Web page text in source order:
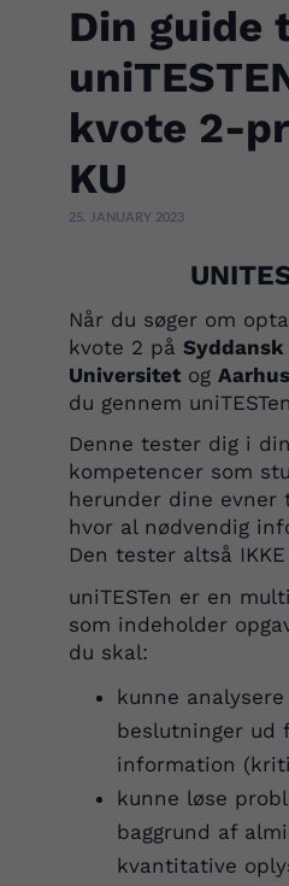
Din guide
kvote 2-
KU
25. JANUARY 2023
Når du søger om
kvote 2 på Syddansk
Universitetog
du gennem
Denne tester dig i
kompetencer som
herunder dine evner
hvor al nødvendig
Den tester altså
uniTESTen er en
som indeholder
du skal:
kunne
beslutninger ud
information
kunne løse
baggrund af
kvantitative